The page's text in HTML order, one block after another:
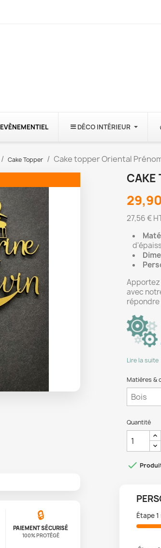
EVÈNEMENTIEL DÉCO INTÉRIEUR
Cake Topper
Cake topper Oriental
🔒
PAIEMENT SÉCURISÉ
100% PROTÉGÉ
CAKE
27,56 €
Apportez
avec
répondre
Lire la suite
Matières &
Quantité

Étape1